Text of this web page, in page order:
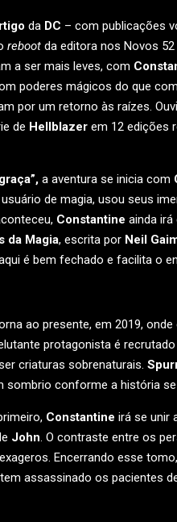
da DC – com publicações
reboot da editora nos Novos
a ser mais leves, com
poderes mágicos do que
por um retorno às raízes.
de Hellblazer em 12 edições
a aventura se inicia com
de magia, usou seus
Constantine ainda
da Magia, escrita por Neil
é bem fechado e facilita o
ao presente, em 2019,
protagonista é
criaturas sobrenaturais.
sombrio conforme a história
Constantine irá se unir
John. O contraste entre os
Encerrando esse
assassinado os pacientes